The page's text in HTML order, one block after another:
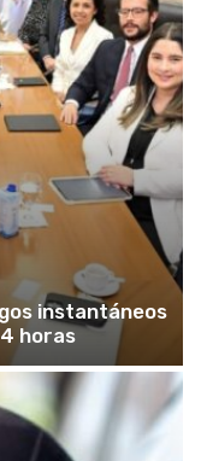
instantáneos
horas